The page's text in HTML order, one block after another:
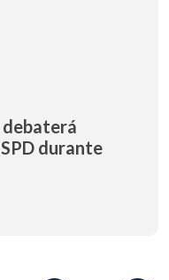
debaterá
durante